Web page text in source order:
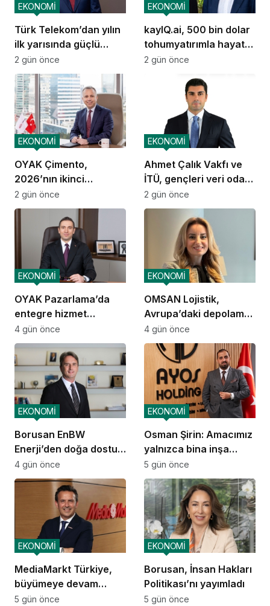
Türk Telekom’dan yılın
ilk yarısında güçlü
performans
EKONOMİ
2 gün önce
kayIQ.ai, 500 bin dolar
tohumyatırımla hayata
geçti
EKONOMİ
2 gün önce
OYAK Çimento,
2026’nın ikinci
çeyreğinde olumlu
performansını
EKONOMİ
2 gün önce
Ahmet Çalık Vakfı ve
İTÜ, gençleri veri odaklı
geleceğe hazırlıyor
EKONOMİ
2 gün önce
OYAK Pazarlama’da
entegre hizmet
ekosistemi kuruluyor
EKONOMİ
4 gün önce
OMSAN Lojistik,
Avrupa’daki depolama
ve dağıtım
operasyonlarına
başladı
EKONOMİ
4 gün önce
Borusan EnBW
Enerji’den doğa dostu
proje
EKONOMİ
4 gün önce
Osman Şirin: Amacımız
yalnızca bina inşa
etmek değil,
yatırımcısına
kazandıracak yaşam
alanları üretmek
EKONOMİ
5 gün önce
MediaMarkt Türkiye,
büyümeye devam
ediyor
EKONOMİ
5 gün önce
Borusan, İnsan Hakları
Politikası’nı yayımladı
EKONOMİ
5 gün önce